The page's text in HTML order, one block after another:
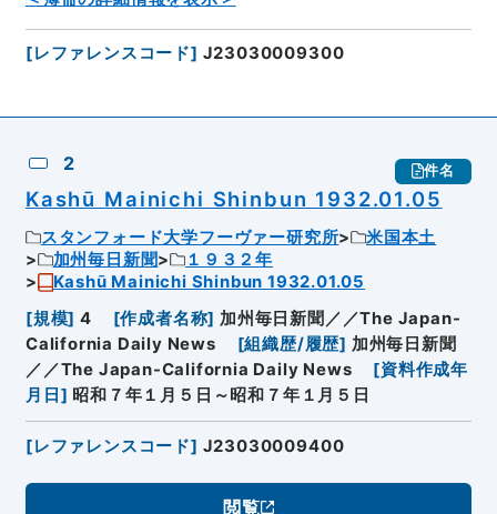
[レファレンスコード] J23030009300
2 件名
Kashū Mainichi Shinbun 1932.01.05
スタンフォード大学フーヴァー研究所
米国本土
加州毎日新聞
１９３２年
Kashū Mainichi Shinbun 1932.01.05
[規模] 4 [作成者名称] 加州毎日新聞／／The Japan-
California Daily News
[組織歴/履歴] 加州毎日新聞
／／The Japan-California Daily News
[資料作成年
月日 ] 昭和７年１月５日～昭和７年１月５日
[レファレンスコード] J23030009400
閲覧